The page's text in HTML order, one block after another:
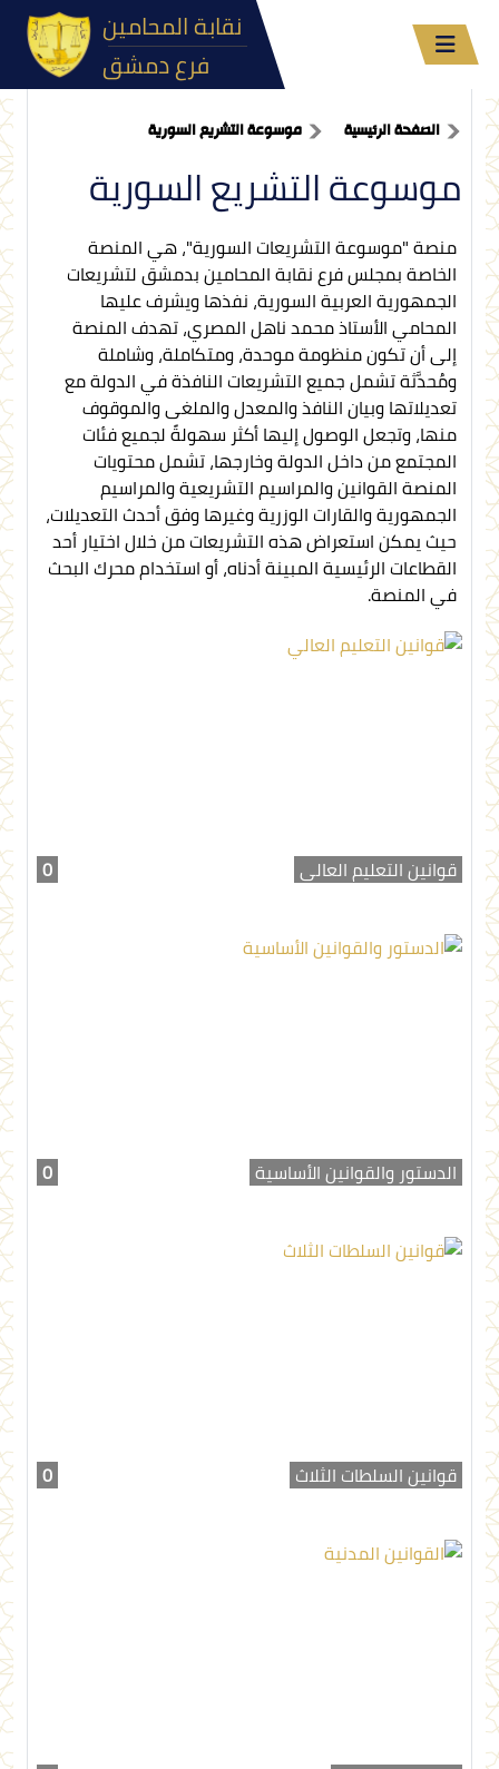
فرع دمشق
الصفحة الرئيسية موسوعة التشريع السورية
موسوعة التشريع السورية
منصة "موسوعة التشريعات السورية"، هي المنصة
الخاصة بمجلس فرع نقابة المحامين بدمشق لتشريعات
الجمهورية العربية السورية، نفذها ويشرف عليها
المحامي الأستاذ محمد ناهل المصري، تهدف المنصة
إلى أن تكون منظومة موحدة، ومتكاملة، وشاملة
ومُحدَّثة تشمل جميع التشريعات النافذة في الدولة مع
تعديلاتها وبيان النافذ والمعدل والملغى والموقوف
منها، وتجعل الوصول إليها أكثر سهولةً لجميع فئات
المجتمع من داخل الدولة وخارجها، تشمل محتويات
المنصة القوانين والمراسيم التشريعية والمراسيم
الجمهورية والقارات الوزرية وغيرها وفق أحدث التعديلات،
حيث يمكن استعراض هذه التشريعات من خلال اختيار أحد
القطاعات الرئيسية المبينة أدناه، أو استخدام محرك البحث
في المنصة.
قوانين التعليم العالي 0
الدستور والقوانين الأساسية 0
قوانين السلطات الثلاث 0